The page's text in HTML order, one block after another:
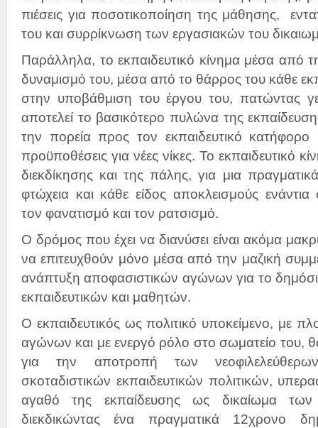
πιέσεις για ποσοτικοποίηση της μάθησης,
του και συρρίκνωση των εργασιακών του
Παράλληλα, το εκπαιδευτικό κίνημα μέσα από
δυναμισμό του, μέσα από το θάρρος του κάθε
στην υποβάθμιση του έργου του, πατώντας
αποτελεί το βασικότερο πυλώνα της
την πορεία προς τον εκπαιδευτικό κατήφορο
προϋποθέσεις για νέες νίκες. Το εκπαιδευτικό
διεκδίκησης και της πάλης, για μια
φτώχεια και κάθε είδος αποκλεισμούς ενάντια
τον φανατισμό και τον ρατσισμό.
Ο δρόμος που έχει να διανύσει είναι ακόμα
να επιτευχθούν μόνο μέσα από την μαζική
ανάπτυξη αποφασιστικών αγώνων για το
εκπαιδευτικών και μαθητών.
Ο εκπαιδευτικός ως πολιτικό υποκείμενο, με
αγώνων και με ενεργό ρόλο στο σωματείο του, θα
για την αποτροπή των
σκοταδιστικών εκπαιδευτικών πολιτικών,
αγαθό της εκπαίδευσης ως δικαίωμα
διεκδικώντας ένα πραγματικά 12χρονο